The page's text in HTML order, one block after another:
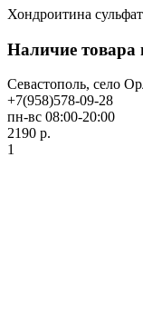
Хондроитина
Наличие товара
Севастополь, село
+7(958)578-09-28
пн-вс 08:00-20:00
2190 р.
1